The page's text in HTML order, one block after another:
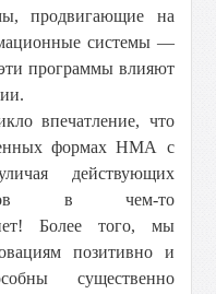
продвигающие на
системы —
программы влияют
впечатление, что
формах НМА с
действующих
в чем-то
Более того, мы
позитивно и
существенно